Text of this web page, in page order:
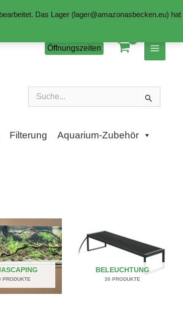
Das Lager (lager@amazonasbecken.eu) hat
Öffnungszeiten
nach:
Filterung
Aquarium-Zubehör
PRODUKTE
BELEUCHTUNG
30 PRODUKTE